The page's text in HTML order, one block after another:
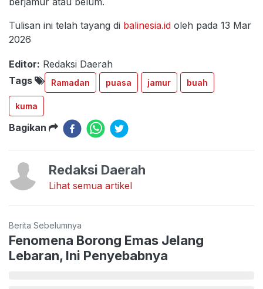
Tulisan ini telah tayang di balinesia.id oleh pada 13 Mar
2026
Editor: Redaksi Daerah
Tags
Ramadan puasa jamur buah
kuma
Bagikan
Redaksi Daerah
Lihat semua artikel
Berita Sebelumnya
Fenomena Borong Emas Jelang
Lebaran, Ini Penyebabnya